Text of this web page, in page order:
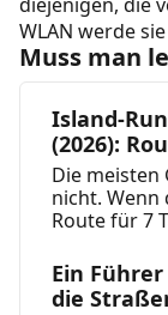
WLAN werde
Muss man
Island-
(2026):
Die meisten
nicht. Wenn
Route für 7
Ein
die